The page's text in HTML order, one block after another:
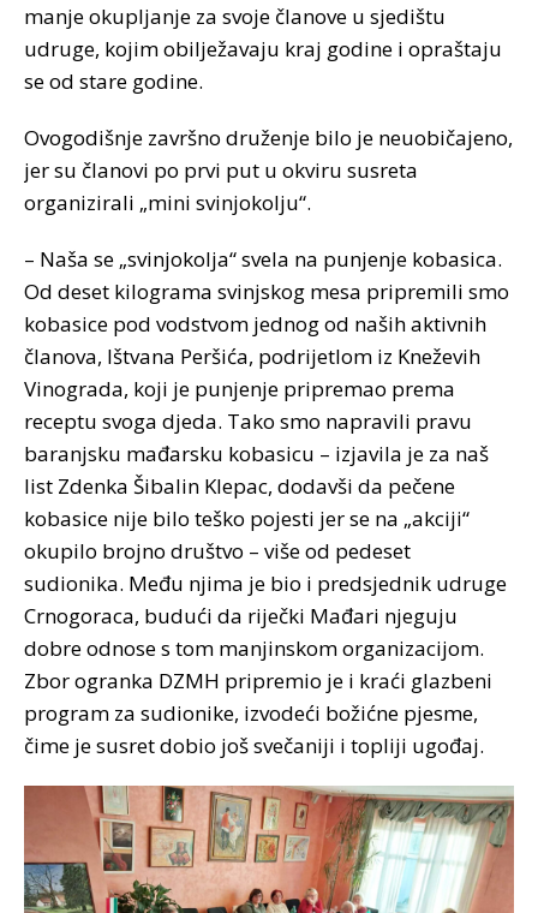
manje okupljanje za svoje članove u sjedištu
udruge, kojim obilježavaju kraj godine i opraštaju
se od stare godine.
Ovogodišnje završno druženje bilo je neuobičajeno,
jer su članovi po prvi put u okviru susreta
organizirali „mini svinjokolju“.
– Naša se „svinjokolja“ svela na punjenje kobasica.
Od deset kilograma svinjskog mesa pripremili smo
kobasice pod vodstvom jednog od naših aktivnih
članova, Ištvana Peršića, podrijetlom iz Kneževih
Vinograda, koji je punjenje pripremao prema
receptu svoga djeda. Tako smo napravili pravu
baranjsku mađarsku kobasicu – izjavila je za naš
list Zdenka Šibalin Klepac, dodavši da pečene
kobasice nije bilo teško pojesti jer se na „akciji“
okupilo brojno društvo – više od pedeset
sudionika. Među njima je bio i predsjednik udruge
Crnogoraca, budući da riječki Mađari njeguju
dobre odnose s tom manjinskom organizacijom.
Zbor ogranka DZMH pripremio je i kraći glazbeni
program za sudionike, izvodeći božićne pjesme,
čime je susret dobio još svečaniji i topliji ugođaj.